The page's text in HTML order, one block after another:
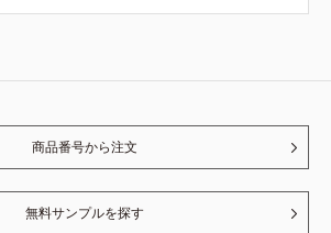
商品番号から注文
無料サンプルを探す